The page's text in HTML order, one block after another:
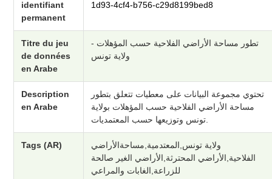
identifiant
permanent
1d93-4cf4-b756-c29d8199bed8
Titre du jeu
de données
en Arabe
تطور مساحة الأراضي الفلاحية حسب المؤهلات -
ولاية تونس
Description
en Arabe
تحتوي مجموعة البيانات على معطيات تتعلق بتطور
مساحة الأراضي الفلاحية حسب المؤهلات بولاية
تونس وتوزيعها حسب المعتمديات.
Tags (AR)
ولاية تونس,المعتدمية,مساحةالأراضي
الفلاحية,الأراضي المحترثة,الأراضي الغير صالحة
للزراعة,الغابات والمراعي